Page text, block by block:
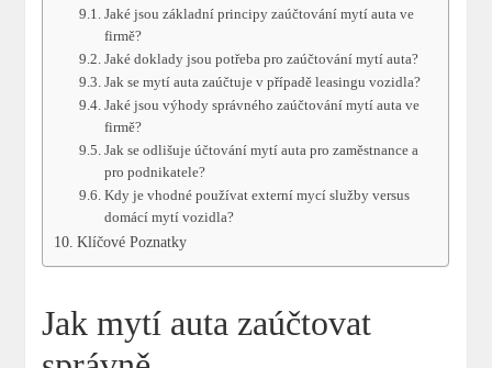
Jaké jsou základní principy zaúčtování mytí auta ve
firmě?
Jaké doklady jsou potřeba pro zaúčtování mytí auta?
Jak se mytí auta zaúčtuje v případě leasingu vozidla?
Jaké jsou výhody správného zaúčtování mytí auta ve
firmě?
Jak se odlišuje účtování mytí auta pro zaměstnance a
pro podnikatele?
Kdy je vhodné používat externí mycí služby versus
domácí mytí vozidla?
Klíčové Poznatky
Jak mytí auta zaúčtovat